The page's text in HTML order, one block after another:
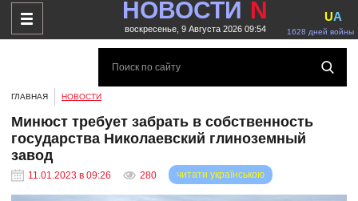
НОВОСТИ N
воскресенье, 9 Августа 2026 09:54 1628 дней войны
UA
ГЛАВНАЯ НОВОСТИ
Минюст требует забрать в собственность
государства Николаевский глиноземный
завод
11.01.2023 в 09:26 280 читати українською